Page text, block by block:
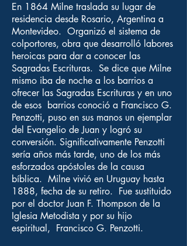
En 1864 Milne traslada su lugar de
residencia desde Rosario, Argentina a
Montevideo. Organizó el sistema de
colportores, obra que desarrolló labores
heroicas para dar a conocer las
Sagradas Escrituras. Se dice que Milne
mismo iba de noche a los barrios a
ofrecer las Sagradas Escrituras y en uno
de esos barrios conoció a Francisco G.
Penzotti, puso en sus manos un ejemplar
del Evangelio de Juan y logró su
conversión. Significativamente Penzotti
sería años más tarde, uno de los más
esforzados apóstoles de la causa
bíblica. Milne vivió en Uruguay hasta
1888, fecha de su retiro. Fue sustituido
por el doctor Juan F. Thompson de la
Iglesia Metodista y por su hijo
espiritual, Francisco G. Penzotti.